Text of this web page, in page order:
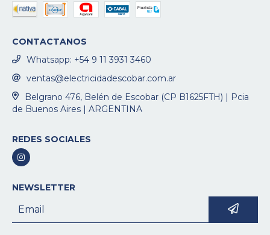
CONTACTANOS
Whatsapp: +54 9 11 3931 3460
ventas@electricidadescobar.com.ar
Belgrano 476, Belén de Escobar (CP B1625FTH) | Pcia
de Buenos Aires | ARGENTINA
REDES SOCIALES
NEWSLETTER